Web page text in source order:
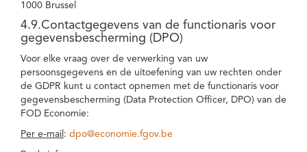
1000 Brussel
4.9.Contactgegevens van de functionaris voor
gegevensbescherming (DPO)
Voor elke vraag over de verwerking van uw
persoonsgegevens en de uitoefening van uw rechten onder
de GDPR kunt u contact opnemen met de functionaris voor
gegevensbescherming (Data Protection Officer, DPO) van de
FOD Economie:
Per e-mail : dpo@economie.fgov.be